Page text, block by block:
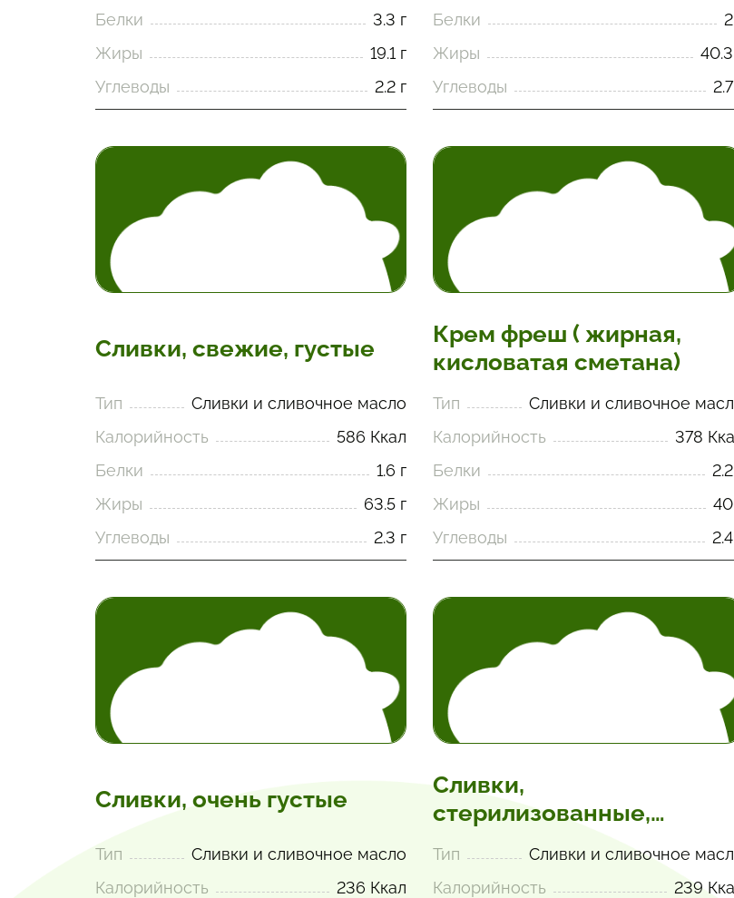
Белки
3.3 г
Жиры
19.1 г
Углеводы
2.2 г
Белки
Жиры
Углеводы
Сливки, свежие, густые
Тип
Сливки и сливочное масло
Калорийность
586 Ккал
Белки
1.6 г
Жиры
63.5 г
Углеводы
2.3 г
Крем фреш ( жирная,
кисловатая сметана)
Тип
Сливки и сливочное
Калорийность
378
Белки
Жиры
40
Углеводы
Сливки, очень густые
Тип
Сливки и сливочное масло
Калорийность
236 Ккал
Сливки,
стерилизованные,
консервированные
Тип
Сливки и сливочное
Калорийность
239